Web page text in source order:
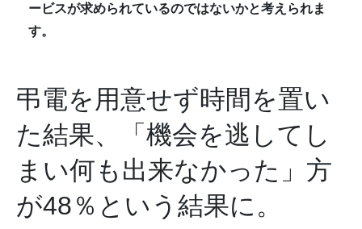
ービスが求められているのではないかと考えられま
す。
弔電を用意せず時間を置い
た結果、「機会を逃してし
まい何も出来なかった」方
が48％という結果に。